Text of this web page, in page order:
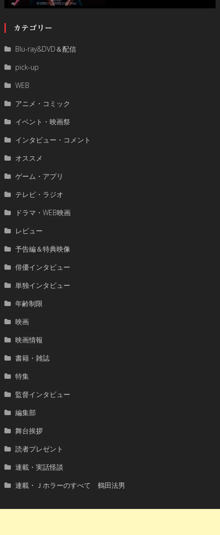
カテゴリー
Blu-ray&DVD＆配信
pick-up
WEB
アニメ・コミック
イベント・映画祭
インタビュー・コメント
オススメ
ゲーム・アプリ
テレビ・ラジオ
ドラマ・WEB映画
レビュー
予告編＆特典映像
俳優インタビュー
単独インタビュー
年齢制限
映画
映画情報
書籍・雑誌
特集
監督インタビュー
編集部
舞台挨拶
読者プレゼント
連載・実話怪談
連載・Ｊホラーのすべて 鶴田法男